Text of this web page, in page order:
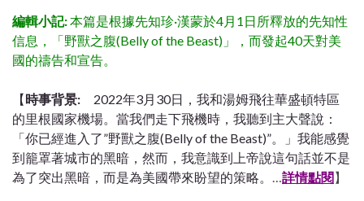
編輯小記:本篇是根據先知珍·漢蒙於4月1日所釋放的先知性
信息，「野獸之腹(Belly of the Beast)」，而發起40天對美
國的禱告和宣告。
【時事背景: 2022年3月30日，我和湯姆飛往華盛頓特區
的里根國家機場。當我們走下飛機時，我聽到主大聲說：
「你已經進入了”野獸之腹(Belly of the Beast)”。」我能感覺
到籠罩著城市的黑暗，然而，我意識到上帝說這句話並不是
為了突出黑暗，而是為美國帶來盼望的策略。
詳情點閱】